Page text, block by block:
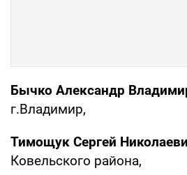
Бычко Александр
г.Владимир,
Тимощук Сергей
Ковельского района,